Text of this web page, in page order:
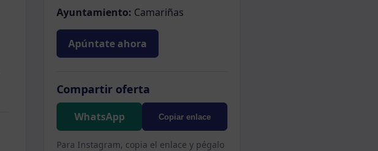
Ayuntamiento: Camariñas
Apúntate ahora
Compartir oferta
WhatsApp Copiar enlace
Para Instagram, copia el enlace y pégalo